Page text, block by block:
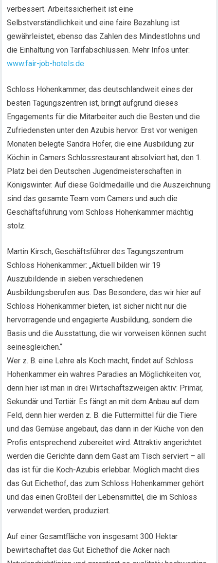
verbessert. Arbeitssicherheit ist eine
Selbstverständlichkeit und eine faire Bezahlung ist
gewährleistet, ebenso das Zahlen des Mindestlohns und
die Einhaltung von Tarifabschlüssen. Mehr Infos unter:
www.fair-job-hotels.de
Schloss Hohenkammer, das deutschlandweit eines der
besten Tagungszentren ist, bringt aufgrund dieses
Engagements für die Mitarbeiter auch die Besten und die
Zufriedensten unter den Azubis hervor. Erst vor wenigen
Monaten belegte Sandra Hofer, die eine Ausbildung zur
Köchin in Camers Schlossrestaurant absolviert hat, den 1.
Platz bei den Deutschen Jugendmeisterschaften in
Königswinter. Auf diese Goldmedaille und die Auszeichnung
sind das gesamte Team vom Camers und auch die
Geschäftsführung vom Schloss Hohenkammer mächtig
stolz.
Martin Kirsch, Geschäftsführer des Tagungszentrum
Schloss Hohenkammer: „Aktuell bilden wir 19
Auszubildende in sieben verschiedenen
Ausbildungsberufen aus. Das Besondere, das wir hier auf
Schloss Hohenkammer bieten, ist sicher nicht nur die
hervorragende und engagierte Ausbildung, sondern die
Basis und die Ausstattung, die wir vorweisen können sucht
seinesgleichen.“
Wer z. B. eine Lehre als Koch macht, findet auf Schloss
Hohenkammer ein wahres Paradies an Möglichkeiten vor,
denn hier ist man in drei Wirtschaftszweigen aktiv: Primär,
Sekundär und Tertiär. Es fängt an mit dem Anbau auf dem
Feld, denn hier werden z. B. die Futtermittel für die Tiere
und das Gemüse angebaut, das dann in der Küche von den
Profis entsprechend zubereitet wird. Attraktiv angerichtet
werden die Gerichte dann dem Gast am Tisch serviert – all
das ist für die Koch-Azubis erlebbar. Möglich macht dies
das Gut Eichethof, das zum Schloss Hohenkammer gehört
und das einen Großteil der Lebensmittel, die im Schloss
verwendet werden, produziert.
Auf einer Gesamtfläche von insgesamt 300 Hektar
bewirtschaftet das Gut Eichethof die Acker nach